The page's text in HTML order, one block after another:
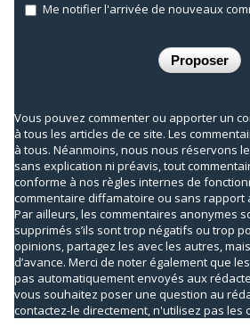
Me notifier l'arrivée de nouveaux
Vous pouvez commenter ou apporter un
à tous les articles de ce site. Les
à tous. Néanmoins, nous nous réservons
sans explication ni préavis, tout
conforme à nos règles internes de
commentaire diffamatoire ou sans rapport
Par ailleurs, les commentaires anonymes
supprimés s’ils sont trop négatifs ou trop
opinions, partagez les avec les autres,
d’avance. Merci de noter également que
pas automatiquement envoyés aux
vous souhaitez poser une question au
contactez-le directement, n'utilisez pas les